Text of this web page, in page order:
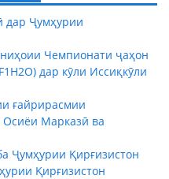
дар Ҷумҳурии
Чемпионати ҷаҳон
дар кӯли Иссиқкӯли
ғайрирасмии
Марказӣ ва
Ҷумҳурии Қирғизистон
Қирғизистон